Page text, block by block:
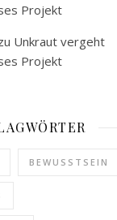
Projekt
Unkraut vergeht
Projekt
BEWUSSTSEIN